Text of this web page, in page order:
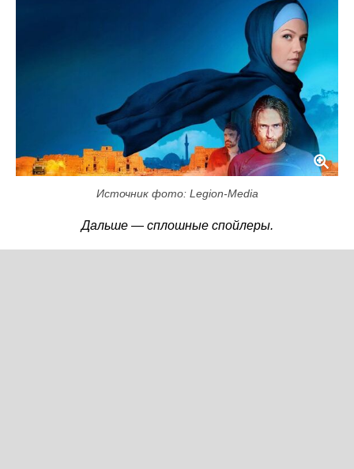
Источник фото: Legion-Media
Дальше — сплошные спойлеры.